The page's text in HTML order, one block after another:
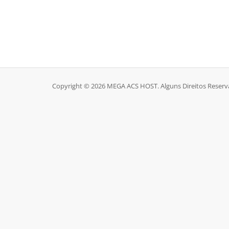
Copyright © 2026 MEGA ACS HOST. Alguns Direitos